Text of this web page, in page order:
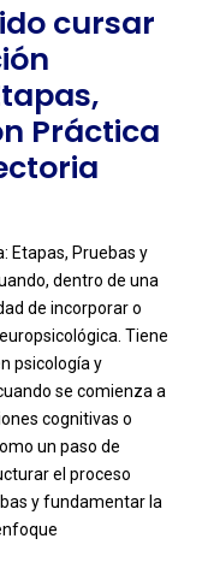
cursar
Práctica
Etapas, Pruebas y
dentro de una
de incorporar o
Tiene
psicología y
se comienza a
cognitivas o
un paso de
el proceso
y fundamentar la